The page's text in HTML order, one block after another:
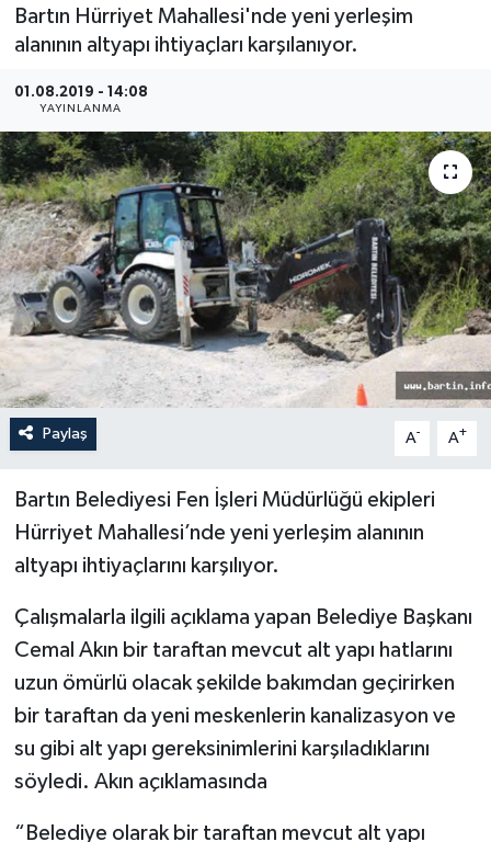
Bartın Hürriyet Mahallesi'nde yeni yerleşim
alanının altyapı ihtiyaçları karşılanıyor.
01.08.2019 - 14:08
YAYINLANMA
Paylaş A- A+
Bartın Belediyesi Fen İşleri Müdürlüğü ekipleri
Hürriyet Mahallesi’nde yeni yerleşim alanının
altyapı ihtiyaçlarını karşılıyor.
Çalışmalarla ilgili açıklama yapan Belediye Başkanı
Cemal Akın bir taraftan mevcut alt yapı hatlarını
uzun ömürlü olacak şekilde bakımdan geçirirken
bir taraftan da yeni meskenlerin kanalizasyon ve
su gibi alt yapı gereksinimlerini karşıladıklarını
söyledi. Akın açıklamasında
“Belediye olarak bir taraftan mevcut alt yapı
Medya
Sağlık
Sinema
Sivil Toplum
Siyaset
Spor
Turizm
Yerel Yönetimler
YEREL